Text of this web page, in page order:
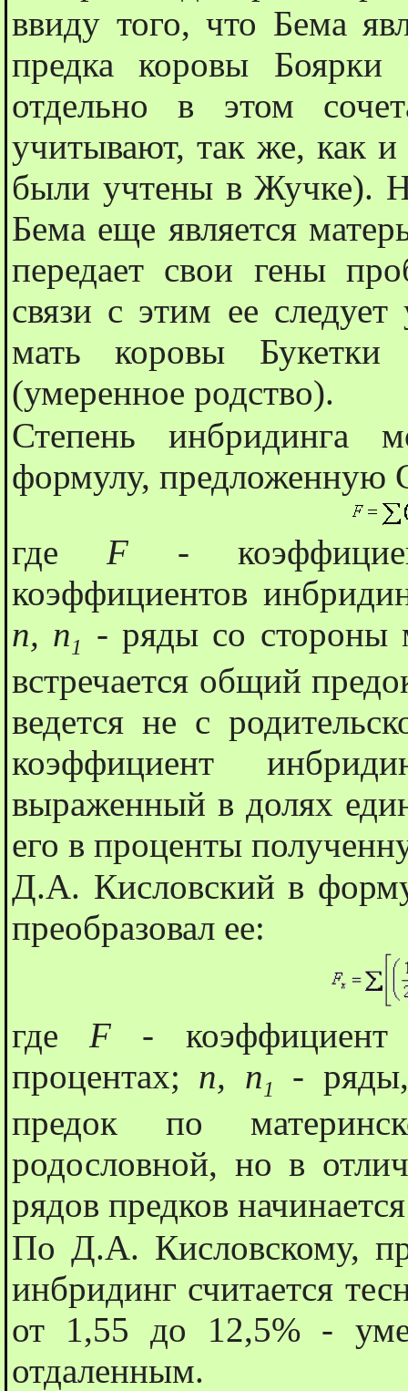
ввиду того, что Бема
предка коровы
отдельно в этом
учитывают, так же, как
были учтены в Жучке).
Бема еще является
передает свои гены
связи с этим ее
мать коровы
(умеренное родство).
Степень инбридинга
формулу, предложенную
где F -
коэффициентов
n, n1
- ряды со стороны
встречается общий
ведется не с
коэффициент
выраженный в долях
его в проценты
Д.А. Кисловский в
преобразовал ее:
где F - коэффициент
процентах; n, n1
-
предок по
родословной, но в
рядов предков
По Д.А. Кисловскому,
инбридинг считается
от 1,55 до 12,5% -
отдаленным.